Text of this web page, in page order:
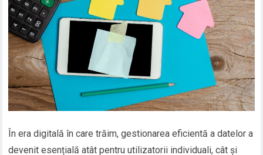
În era digitală în care trăim, gestionarea eficientă a datelor a
devenit esențială atât pentru utilizatorii individuali, cât și